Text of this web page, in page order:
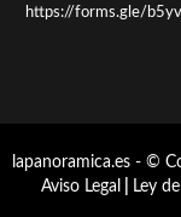
https://forms.gle/
lapanoramica.es - ©
Aviso Legal
Ley